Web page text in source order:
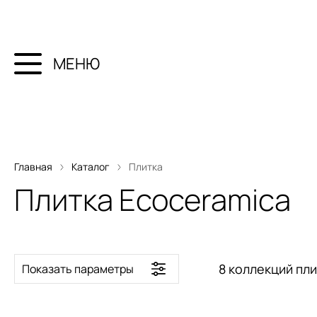
МЕНЮ
Главная Каталог Плитка
Плитка Ecoceramica
Показать параметры 8 коллекций